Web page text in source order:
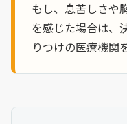
もし、息苦しさや
を感じた場合は、
りつけの医療機関